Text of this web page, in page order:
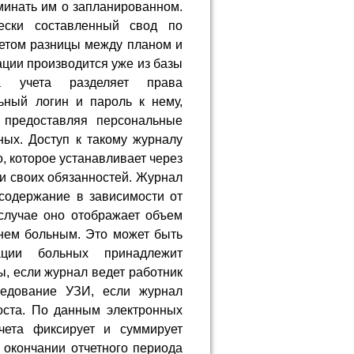
им о запланированном.
составленный свод по
разницы между планом и
производится уже из базы
учета разделяет права
логин и пароль к нему,
персональные
Доступ к такому журналу
которое устанавливает через
своих обязанностей. Журнал
в зависимости от
оно отображает объем
больным. Это может быть
больных принадлежит
если журнал ведет работник
УЗИ, если журнал
По данным электронных
фиксирует и суммирует
отчетного периода